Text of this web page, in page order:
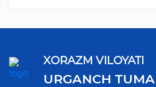
XORAZM VILOYATI
URGANCH